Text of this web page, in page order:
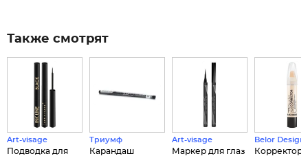
Также смотрят
Art-visage
Подводка для
Триумф
Карандаш
Art-visage
Маркер для глаз
Belor Design
Корректор